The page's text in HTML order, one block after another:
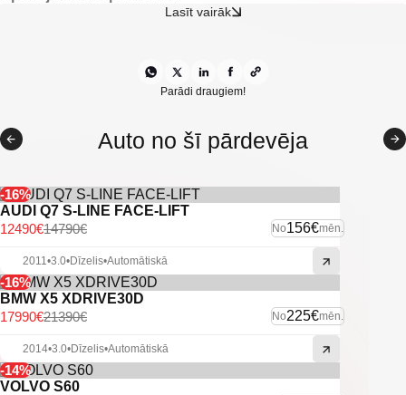
Tumšs ādas salons ar melnajiem griestiem.
Gaisa kondicionieris ar 2 zonu klimata kontroli.
Adaptīvā kruīza kontrole.
Distances kontrole.
Aklo zonu asistents.
Multistūre.
Volvo multimedia/navigācija ar bluetooth savienojamību.
Automātiskās tuvās gaismas.
Xenon lukturi ar mazgātājiem.
Vieglmetāla diski.
Sakabes āķis.
U.C. ekstras.
Lasīt vairāk
Parādi draugiem!
Auto no šī pārdevēja
-16%
AUDI Q7 S-LINE FACE-LIFT
No156€mēn.
14790€
12490€
2011•3.0•Dīzelis•Automātiskā
-16%
BMW X5 XDRIVE30D
No225€mēn.
21390€
17990€
2014•3.0•Dīzelis•Automātiskā
-14%
VOLVO S60